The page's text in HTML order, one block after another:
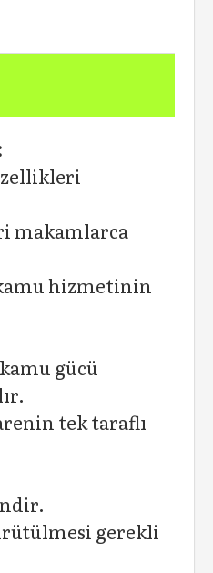
makamlarca
hizmetinin
gücü
tek taraflı
gerekli